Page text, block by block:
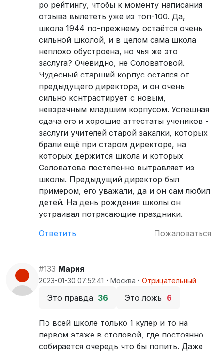
ро рейтингу, чтобы к моменту написания
отзыва вылететь уже из топ-100. Да,
школа 1944 по-прежнему остаётся очень
сильной школой, и в целом сама школа
неплохо обустроена, но чья же это
заслуга? Очевидно, не Соловатовой.
Чудесный старший корпус остался от
предыдущего директора, и он очень
сильно контрастирует с новым,
невзрачным младшим корпусом. Успешная
сдача егэ и хорошие аттестаты учеников -
заслуги учителей старой закалки, которых
брали ещё при старом директоре, на
которых держится школа и которых
Соловатова постепенно вытравляет из
школы. Предыдущий директор был
примером, его уважали, да и он сам любил
детей. На день рождения школы он
устраивал потрясающие праздники.
Ответить
Пожаловаться
#133 Мария
2023-01-30 07:52:41 · Москва · Отрицательный
Это правда 36 Это ложь 6
По всей школе только 1 кулер и то на
первом этаже в столовой, где постоянно
собирается очередь что бы попить. Даже